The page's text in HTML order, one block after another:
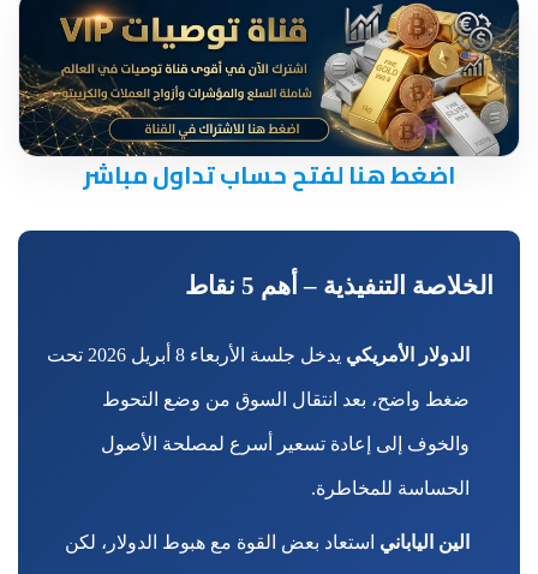
اضغط هنا لفتح حساب تداول مباشر
الخلاصة التنفيذية – أهم 5 نقاط
الدولار الأمريكي يدخل جلسة الأربعاء 8 أبريل 2026 تحت
ضغط واضح، بعد انتقال السوق من وضع التحوط
والخوف إلى إعادة تسعير أسرع لمصلحة الأصول
الحساسة للمخاطرة.
الين الياباني استعاد بعض القوة مع هبوط الدولار، لكن